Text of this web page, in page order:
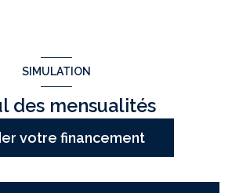
SIMULATION
des mensualités
votre financement